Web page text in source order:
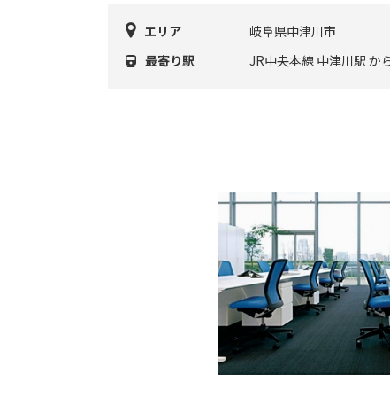
エリア
岐阜県中津川市
最寄り駅
JR中央本線 中津川駅 か